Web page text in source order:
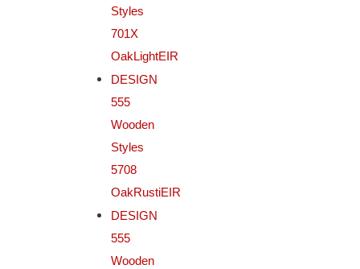
Styles
701X
OakLightEIR
DESIGN
555
Wooden
Styles
5708
OakRustiEIR
DESIGN
555
Wooden